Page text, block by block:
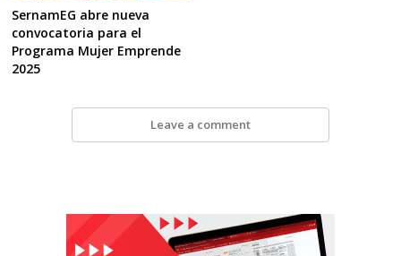
SernamEG abre nueva
convocatoria para el
Programa Mujer Emprende
2025
Leave a comment